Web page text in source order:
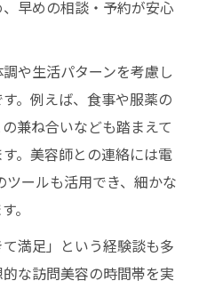
早めの相談・予約が安心
や生活パターンを考慮し
。例えば、食事や服薬の
兼ね合いなども踏まえて
。美容師との連絡には電
ールも活用でき、細かな
。
満足」という経験談も多
な訪問美容の時間帯を実